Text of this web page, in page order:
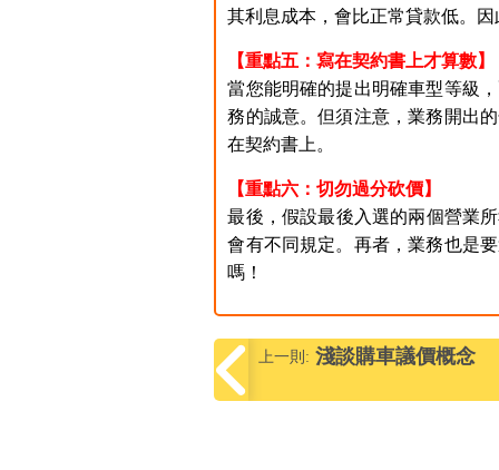
其利息成本，會比正常貸款低。
【重點五：寫在契約書上才算數】
當您能明確的提出明確車型等級
務的誠意。但須注意，業務開出
在契約書上。
【重點六：切勿過分砍價】
最後，假設最後入選的兩個營業
會有不同規定。再者，業務也是
嗎！
上一則: 淺談購車議價概念